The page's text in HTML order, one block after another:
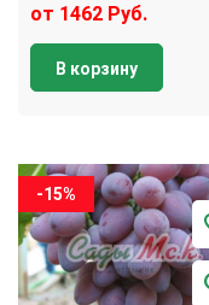
от 1462 Руб.
В корзину
-15%